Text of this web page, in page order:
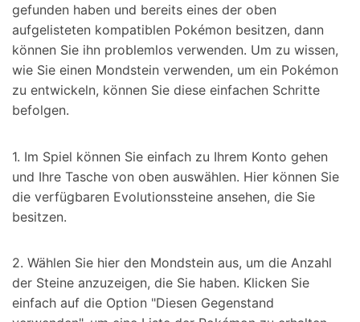
gefunden haben und bereits eines der oben
aufgelisteten kompatiblen Pokémon besitzen, dann
können Sie ihn problemlos verwenden. Um zu wissen,
wie Sie einen Mondstein verwenden, um ein Pokémon
zu entwickeln, können Sie diese einfachen Schritte
befolgen.
1. Im Spiel können Sie einfach zu Ihrem Konto gehen
und Ihre Tasche von oben auswählen. Hier können Sie
die verfügbaren Evolutionssteine ansehen, die Sie
besitzen.
2. Wählen Sie hier den Mondstein aus, um die Anzahl
der Steine anzuzeigen, die Sie haben. Klicken Sie
einfach auf die Option "Diesen Gegenstand